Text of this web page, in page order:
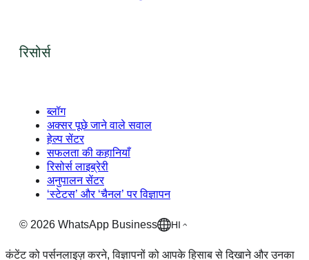
रिसोर्स
ब्लॉग
अक्सर पूछे जाने वाले सवाल
हेल्प सेंटर
सफलता की कहानियाँ
रिसोर्स लाइब्रेरी
अनुपालन सेंटर
‘स्टेटस’ और ‘चैनल’ पर विज्ञापन
© 2026 WhatsApp Business HI
कंटेंट को पर्सनलाइज़ करने, विज्ञापनों को आपके हिसाब से दिखाने और उनका